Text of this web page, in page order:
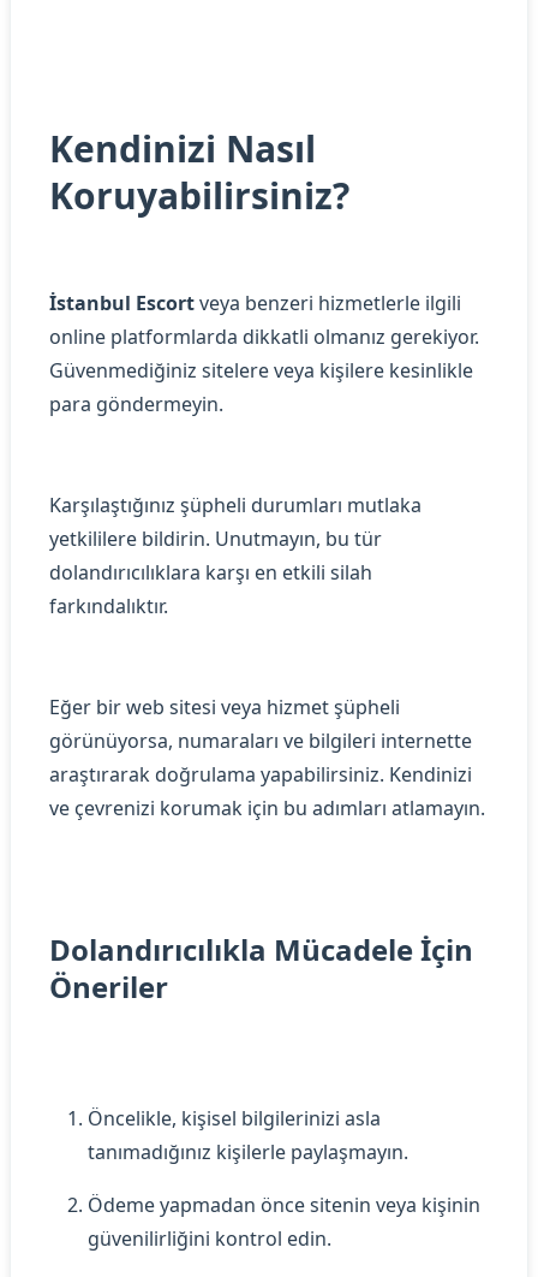
Kendinizi Nasıl
Koruyabilirsiniz?
İstanbul Escortveya benzeri hizmetlerle ilgili
online platformlarda dikkatli olmanız gerekiyor.
Güvenmediğiniz sitelere veya kişilere kesinlikle
para göndermeyin.
Karşılaştığınız şüpheli durumları mutlaka
yetkililere bildirin. Unutmayın, bu tür
dolandırıcılıklara karşı en etkili silah
farkındalıktır.
Eğer bir web sitesi veya hizmet şüpheli
görünüyorsa, numaraları ve bilgileri internette
araştırarak doğrulama yapabilirsiniz. Kendinizi
ve çevrenizi korumak için bu adımları atlamayın.
Dolandırıcılıkla Mücadele İçin
Öneriler
Öncelikle, kişisel bilgilerinizi asla
tanımadığınız kişilerle paylaşmayın.
Ödeme yapmadan önce sitenin veya kişinin
güvenilirliğini kontrol edin.